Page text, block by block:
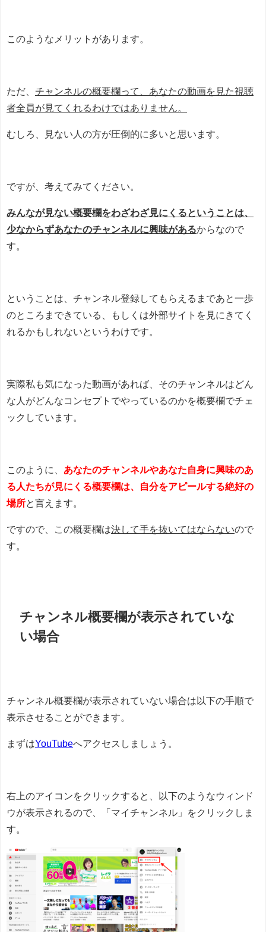
このようなメリットがあります。
ただ、 チャンネルの概要欄って、あなたの動画を見た視聴
者全員が見てくれるわけではありません。
むしろ、見ない人の方が圧倒的に多いと思います。
ですが、考えてみてください。
みんなが見ない概要欄をわざわざ見にくるということは、
少なからずあなたのチャンネルに興味があるからなので
す。
ということは、チャンネル登録してもらえるまであと一歩
のところまできている、もしくは外部サイトを見にきてく
れるかもしれないというわけです。
実際私も気になった動画があれば、そのチャンネルはどん
な人がどんなコンセプトでやっているのかを概要欄でチェ
ックしています。
このように、 あなたのチャンネルやあなた自身に興味のあ
る人たちが見にくる概要欄は、自分をアピールする絶好の
場所と言えます。
ですので、この概要欄は決して手を抜いてはならないので
す。
チャンネル概要欄が表示されていな
い場合
チャンネル概要欄が表示されていない場合は以下の手順で
表示させることができます。
まずはYouTubeへアクセスしましょう。
右上のアイコンをクリックすると、以下のようなウィンド
ウが表示されるので、「マイチャンネル」をクリックしま
す。